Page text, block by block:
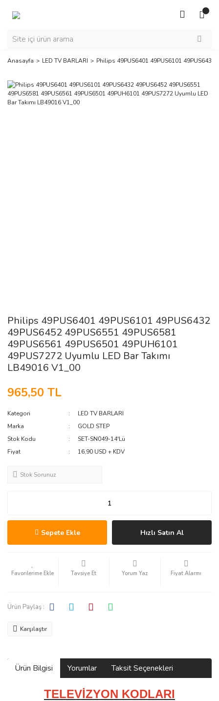
Anasayfa LED TV BARLARI Philips 49PUS6401 49PUS6101 49PUS6432
Philips 49PUS6401 49PUS6101 49PUS6432
49PUS6452 49PUS6551 49PUS6581
49PUS6561 49PUS6501 49PUH6101
49PUS7272 Uyumlu LED Bar Takımı
LB49016 V1_00
965,50 TL
Kategori
LED TV BARLARI
Marka
GOLD STEP
Stok Kodu
SET-SN049-14'Lü
Fiyat
16,90 USD + KDV
Stok Sorunuz
Sepete Ekle Hızlı Satın Al
Tavsiye Et Yorum Yaz Fiyat Alarmı
Ürün Paylaş :
Karşılaştır
Ürün Bilgisi Yorumlar Taksit Seçenekleri
TELEVİZYON KODLARI